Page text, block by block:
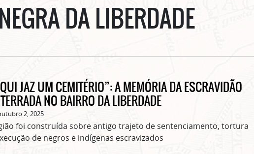
DA LIBERDADE
JAZ UM CEMITÉRIO”: A MEMÓRIA DA ESCRAVIDÃO
NO BAIRRO DA LIBERDADE
2, 2025
foi construída sobre antigo trajeto de sentenciamento, tortura
de negros e indígenas escravizados